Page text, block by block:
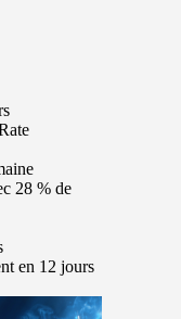
28 % de
en 12 jours